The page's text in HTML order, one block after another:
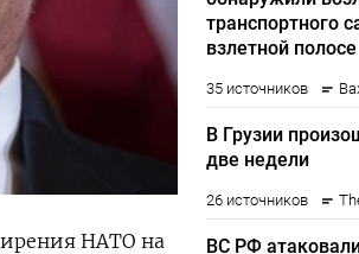
НАТО на